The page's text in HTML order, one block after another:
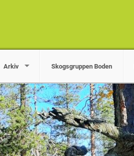
Arkiv Skogsgruppen Boden